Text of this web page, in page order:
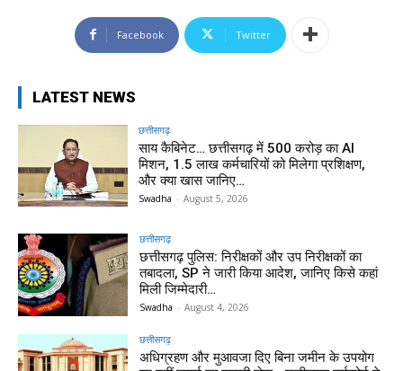
Facebook Twitter
LATEST NEWS
छत्तीसगढ़
साय कैबिनेट… छत्तीसगढ़ में 500 करोड़ का AI
मिशन, 1.5 लाख कर्मचारियों को मिलेगा प्रशिक्षण,
और क्या खास जानिए…
Swadha - August 5, 2026
छत्तीसगढ़
छत्तीसगढ़ पुलिस: निरीक्षकों और उप निरीक्षकों का
तबादला, SP ने जारी किया आदेश, जानिए किसे कहां
मिली जिम्मेदारी…
Swadha - August 4, 2026
छत्तीसगढ़
अधिग्रहण और मुआवजा दिए बिना जमीन के उपयोग